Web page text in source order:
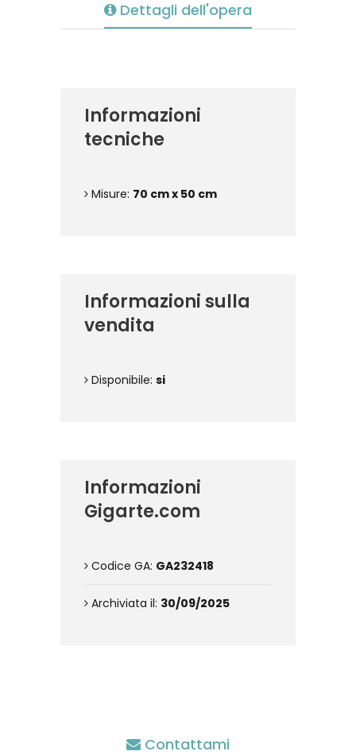
Dettagli dell'opera
Informazioni
tecniche
Misure: 70 cm x 50 cm
Informazioni sulla
vendita
Disponibile: si
Informazioni
Gigarte.com
Codice GA: GA232418
Archiviata il: 30/09/2025
Contattami